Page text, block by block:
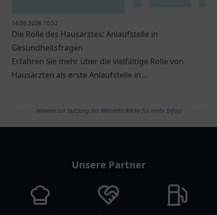
14.06.2026 10:52
Die Rolle des Hausarztes: Anlaufstelle in
Gesundheitsfragen
Erfahren Sie mehr über die vielfältige Rolle von
Hausärzten als erste Anlaufstelle in
Hinweis zur Nutzung der Webseite (klicke für mehr Infos)
Unsere Partner